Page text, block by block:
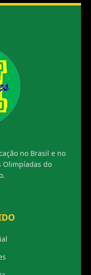
no Brasil e no
Olimpíadas do